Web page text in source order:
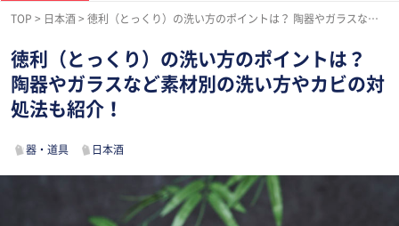
TOP 日本酒 徳利（とっくり）の洗い方のポイントは？ 陶器やガラスなど素材別の洗い方やカビの対処法も紹介！
徳利（とっくり）の洗い方のポイントは？
陶器やガラスなど素材別の洗い方やカビの対
処法も紹介！
器・道具 日本酒